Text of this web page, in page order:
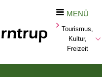
MENÜ
Tourismus,
Kultur,
Freizeit